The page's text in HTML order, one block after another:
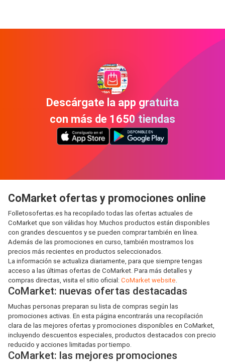
Descárgate la app gratuita
con más de 1650 tiendas
CoMarket ofertas y promociones online
Folletosofertas.es ha recopilado todas las ofertas actuales de
CoMarket que son válidas hoy. Muchos productos están disponibles
con grandes descuentos y se pueden comprar también en línea.
Además de las promociones en curso, también mostramos los
precios más recientes en productos seleccionados.
La información se actualiza diariamente, para que siempre tengas
acceso a las últimas ofertas de CoMarket. Para más detalles y
compras directas, visita el sitio oficial: CoMarket website.
CoMarket: nuevas ofertas destacadas
Muchas personas preparan su lista de compras según las
promociones activas. En esta página encontrarás una recopilación
clara de las mejores ofertas y promociones disponibles en CoMarket,
incluyendo descuentos especiales, productos destacados con precio
reducido y acciones limitadas por tiempo.
CoMarket: las mejores promociones